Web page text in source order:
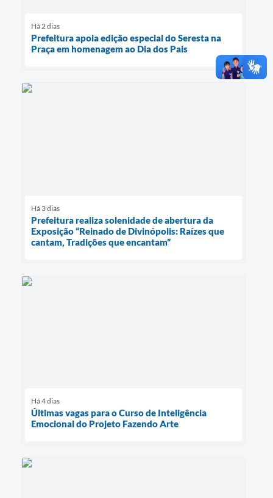
Há 2 dias
Prefeitura apoia edição especial do Seresta na
Praça em homenagem ao Dia dos Pais
Há 3 dias
Prefeitura realiza solenidade de abertura da
Exposição “Reinado de Divinópolis: Raízes que
cantam, Tradições que encantam”
Há 4 dias
Últimas vagas para o Curso de Inteligência
Emocional do Projeto Fazendo Arte